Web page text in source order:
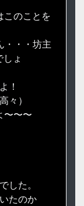
このことを
・・・坊主
ょ
！
々）
〜〜〜
した。
たのか